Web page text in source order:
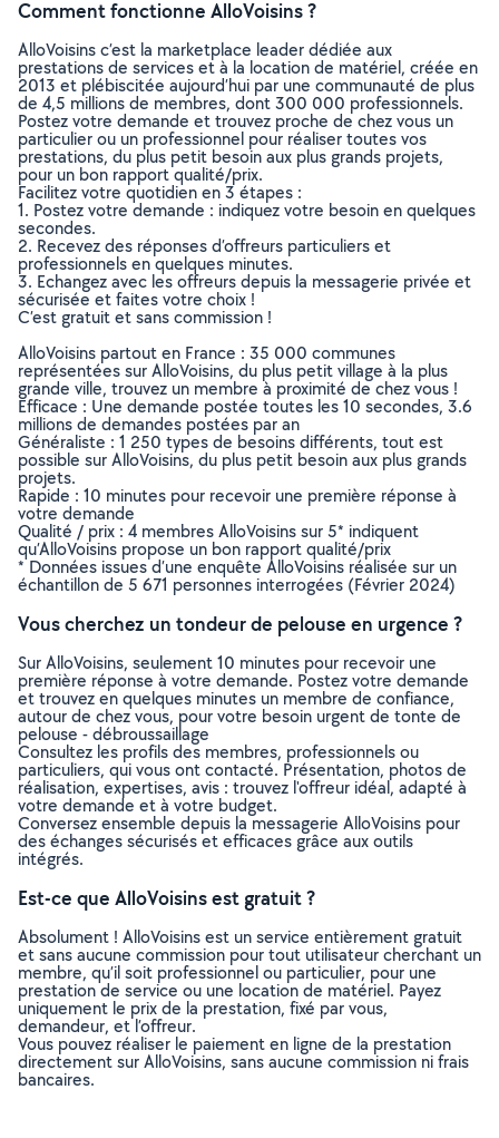
Comment fonctionne AlloVoisins ?
AlloVoisins c’est la marketplace leader dédiée aux
prestations de services et à la location de matériel, créée en
2013 et plébiscitée aujourd’hui par une communauté de plus
de 4,5 millions de membres, dont 300 000 professionnels.
Postez votre demande et trouvez proche de chez vous un
particulier ou un professionnel pour réaliser toutes vos
prestations, du plus petit besoin aux plus grands projets,
pour un bon rapport qualité/prix.
Facilitez votre quotidien en 3 étapes :
1. Postez votre demande : indiquez votre besoin en quelques
secondes.
2. Recevez des réponses d’offreurs particuliers et
professionnels en quelques minutes.
3. Echangez avec les offreurs depuis la messagerie privée et
sécurisée et faites votre choix !
C’est gratuit et sans commission !
AlloVoisins partout en France : 35 000 communes
représentées sur AlloVoisins, du plus petit village à la plus
grande ville, trouvez un membre à proximité de chez vous !
Efficace : Une demande postée toutes les 10 secondes, 3.6
millions de demandes postées par an
Généraliste : 1 250 types de besoins différents, tout est
possible sur AlloVoisins, du plus petit besoin aux plus grands
projets.
Rapide : 10 minutes pour recevoir une première réponse à
votre demande
Qualité / prix : 4 membres AlloVoisins sur 5* indiquent
qu’AlloVoisins propose un bon rapport qualité/prix
* Données issues d’une enquête AlloVoisins réalisée sur un
échantillon de 5 671 personnes interrogées (Février 2024)
Vous cherchez un tondeur de pelouse en urgence ?
Sur AlloVoisins, seulement 10 minutes pour recevoir une
première réponse à votre demande. Postez votre demande
et trouvez en quelques minutes un membre de confiance,
autour de chez vous, pour votre besoin urgent de tonte de
pelouse - débroussaillage
Consultez les profils des membres, professionnels ou
particuliers, qui vous ont contacté. Présentation, photos de
réalisation, expertises, avis : trouvez l'offreur idéal, adapté à
votre demande et à votre budget.
Conversez ensemble depuis la messagerie AlloVoisins pour
des échanges sécurisés et efficaces grâce aux outils
intégrés.
Est-ce que AlloVoisins est gratuit ?
Absolument ! AlloVoisins est un service entièrement gratuit
et sans aucune commission pour tout utilisateur cherchant un
membre, qu’il soit professionnel ou particulier, pour une
prestation de service ou une location de matériel. Payez
uniquement le prix de la prestation, fixé par vous,
demandeur, et l’offreur.
Vous pouvez réaliser le paiement en ligne de la prestation
directement sur AlloVoisins, sans aucune commission ni frais
bancaires.